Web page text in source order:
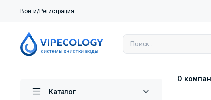
Войти/Регистрация
Каталог
О